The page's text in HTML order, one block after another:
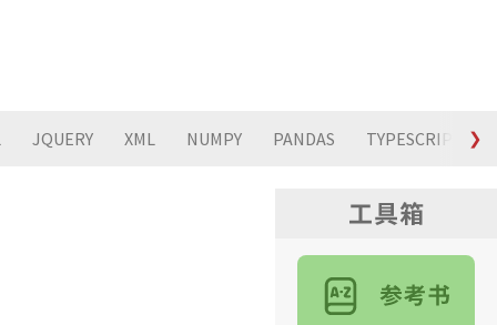
JQUERY XML NUMPY PANDAS TYPESCRIPT ❯